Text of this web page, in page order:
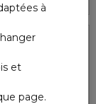
à
et
page.